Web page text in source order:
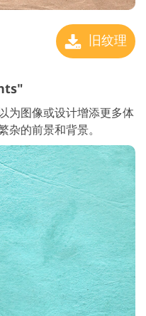
旧纹理
为图像或设计增添更多体
的前景和背景。